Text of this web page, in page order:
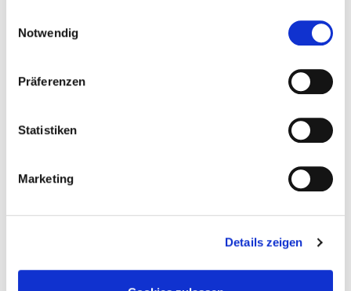
Notwendig
Präferenzen
Statistiken
Marketing
Details zeigen
Kontakt zum
Fachbereichsleitung:
So erreichen Sie das Rathaus